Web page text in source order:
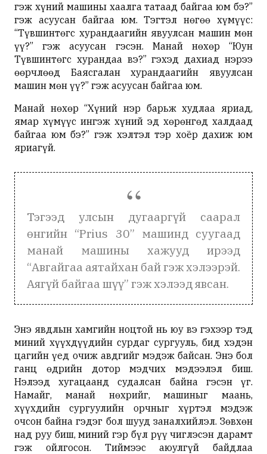
гэж хүний машины хаалга татаад байгаа юм бэ?”
гэж асуусан байгаа юм. Тэгтэл нөгөө хүмүүс:
“Түвшинтөгс хурандаагийн явуулсан машин мөн
үү?” гэж асуусан гэсэн. Манай нөхөр “Юун
Түвшинтөгс хурандаа вэ?” гэхэд дахиад нэрээ
өөрчлөөд Баясгалан хурандаагийн явуулсан
машин мөн үү?” гэж асуусан байгаа юм.
Манай нөхөр “Хүний нэр барьж худлаа яриад,
ямар хүмүүс ингэж хүний эд хөрөнгөд халдаад
байгаа юм бэ?” гэж хэлтэл тэр хоёр дахиж юм
яриагүй.
Тэгээд улсын дугааргүй саарал
өнгийн “Prius 30” машинд суугаад
манай машины хажууд ирээд
“Авгайгаа аятайхан бай гэж хэлээрэй.
Аягүй байгаа шүү” гэж хэлээд явсан.
Энэ явдлын хамгийн ноцтой нь юу вэ гэхээр тэд
миний хүүхдүүдийн сурдаг сургууль, бид хэдэн
цагийн үед очиж авдгийг мэдэж байсан. Энэ бол
ганц өдрийн дотор мэдчих мэдээлэл биш.
Нэлээд хугацаанд судалсан байна гэсэн үг.
Намайг, манай нөхрийг, машиныг маань,
хүүхдийн сургуулийн орчныг хүртэл мэдэж
очсон байна гэдэг бол шууд заналхийлэл. Зөвхөн
над руу биш, миний гэр бүл рүү чиглэсэн дарамт
гэж ойлгосон. Тиймээс аюулгүй байдлаа